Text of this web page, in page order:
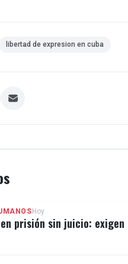
libertad de expresion en cuba
Hoy
en prisión sin juicio: